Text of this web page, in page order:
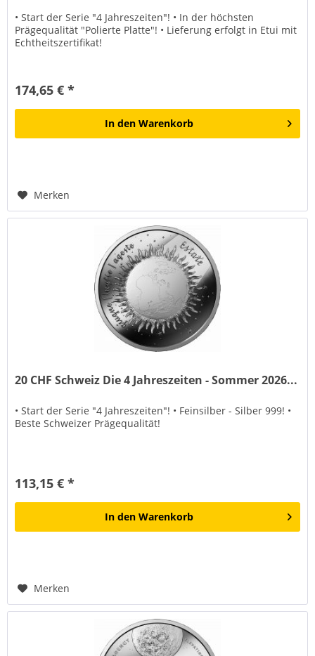
• Start der Serie "4 Jahreszeiten"! • In der höchsten
Prägequalität "Polierte Platte"! • Lieferung erfolgt in Etui mit
Echtheitszertifikat!
174,65 € *
In den Warenkorb
Merken
20 CHF Schweiz Die 4 Jahreszeiten - Sommer 2026...
• Start der Serie "4 Jahreszeiten"! • Feinsilber - Silber 999! •
Beste Schweizer Prägequalität!
113,15 € *
In den Warenkorb
Merken